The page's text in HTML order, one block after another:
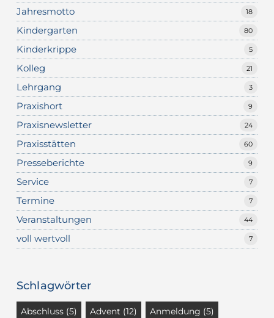
Jahresmotto 18
Kindergarten 80
Kinderkrippe 5
Kolleg 21
Lehrgang 3
Praxishort 9
Praxisnewsletter 24
Praxisstätten 60
Presseberichte 9
Service 7
Termine 7
Veranstaltungen 44
voll wertvoll 7
Schlagwörter
Abschluss(5) Advent (12) Anmeldung (5)